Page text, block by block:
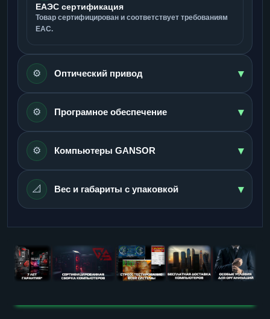
ЕАЭС сертификация
Товар сертифицирован и соответствует требованиям
ЕАС.
⚙️ Оптический привод ▾
⚙️ Програмное обеспечение ▾
⚙️ Компьютеры GANSOR ▾
📐 Вес и габариты с упаковкой ▾